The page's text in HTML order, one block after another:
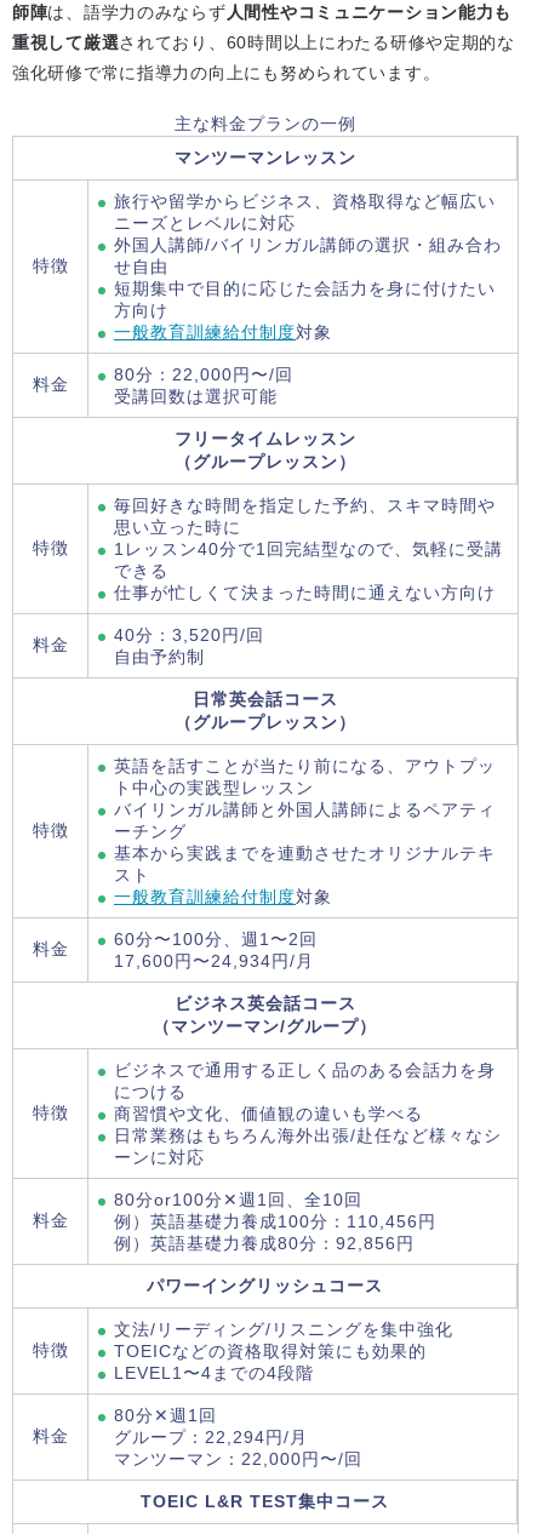
師陣は、語学力のみならず 人間性やコミュニケーション能力も
重視して厳選されており、60時間以上にわたる研修や定期的な
強化研修で常に指導力の向上にも努められています。
主な料金プランの一例
マンツーマンレッスン
特徴
旅行や留学からビジネス、資格取得など幅広い
ニーズとレベルに対応
外国人講師/バイリンガル講師の選択・組み合わ
せ自由
短期集中で目的に応じた会話力を身に付けたい
方向け
一般教育訓練給付制度対象
料金
80分：22,000円〜/回
受講回数は選択可能
フリータイムレッスン
（グループレッスン）
特徴
毎回好きな時間を指定した予約、スキマ時間や
思い立った時に
1レッスン40分で1回完結型なので、気軽に受講
できる
仕事が忙しくて決まった時間に通えない方向け
料金
40分：3,520円/回
自由予約制
日常英会話コース
（グループレッスン）
特徴
英語を話すことが当たり前になる、アウトプッ
ト中心の実践型レッスン
バイリンガル講師と外国人講師によるペアティ
ーチング
基本から実践までを連動させたオリジナルテキ
スト
一般教育訓練給付制度対象
料金
60分〜100分、週1〜2回
17,600円〜24,934円/月
ビジネス英会話コース
（マンツーマン/グループ）
特徴
ビジネスで通用する正しく品のある会話力を身
につける
商習慣や文化、価値観の違いも学べる
日常業務はもちろん海外出張/赴任など様々なシ
ーンに対応
料金
80分or100分✕週1回、全10回
例）英語基礎力養成100分：110,456円
例）英語基礎力養成80分：92,856円
パワーイングリッシュコース
特徴
文法/リーディング/リスニングを集中強化
TOEICなどの資格取得対策にも効果的
LEVEL1〜4までの4段階
料金
80分✕週1回
グループ：22,294円/月
マンツーマン：22,000円〜/回
TOEIC L&R TEST集中コース